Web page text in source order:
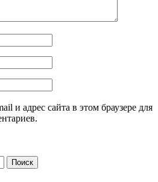
и адрес сайта в этом браузере для